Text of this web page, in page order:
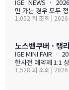
IGE NEWS · 2026.05 IGE 사이트 업데이트 안내 엄마
만 가는 경우 모두 정비,
tion.org 가 새로 업
학비 + 2베드 기준
예산을 교육청별로 비교해 보
맘들의 리얼한 후기도
가는 경우, 홈스테이
1,052 회 조회 |
IGE MINI FAIR ·
한사전 예약제 1:1
1시 — 오후 3시장소
1,528 회 조회 |